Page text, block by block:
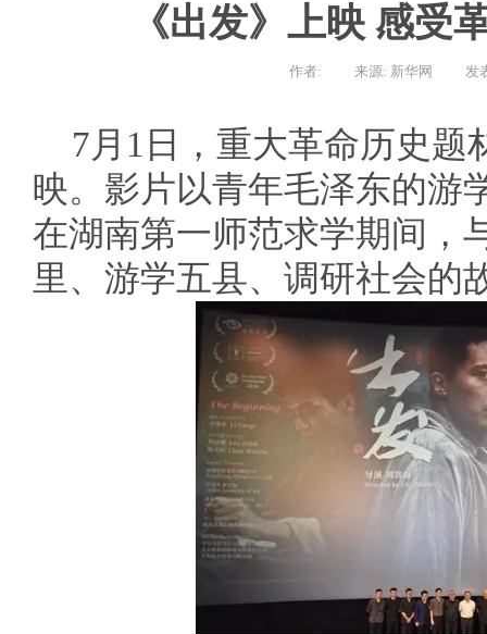
《出发》上映 感受
作者: 来源: 新华网 发
7月1日，重大革命历史题
映。影片以青年毛泽东的游
在湖南第一师范求学期间，
里、游学五县、调研社会的